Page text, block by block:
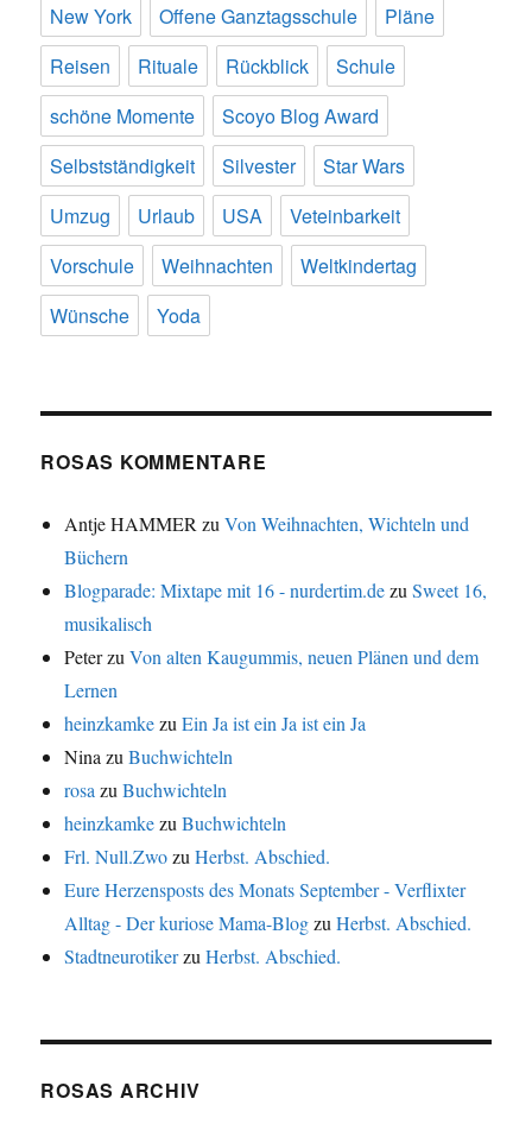
New York
Offene Ganztagsschule
Pläne
Reisen
Rituale Rückblick
Schule
schöne Momente
Scoyo Blog Award
Selbstständigkeit
Silvester
Star Wars
Umzug
Urlaub USA
Veteinbarkeit
Vorschule
Weihnachten
Weltkindertag
Wünsche
Yoda
ROSAS KOMMENTARE
Antje HAMMERzuVon Weihnachten, Wichteln und
Büchern
Blogparade: Mixtape mit 16 - nurdertim.dezuSweet 16,
musikalisch
PeterzuVon alten Kaugummis, neuen Plänen und dem
Lernen
heinzkamkezuEin Ja ist ein Ja ist ein Ja
NinazuBuchwichteln
rosazuBuchwichteln
heinzkamkezuBuchwichteln
Frl. Null.ZwozuHerbst. Abschied.
Eure Herzensposts des Monats September - Verflixter
Alltag - Der kuriose Mama-BlogzuHerbst. Abschied.
StadtneurotikerzuHerbst. Abschied.
ROSAS ARCHIV